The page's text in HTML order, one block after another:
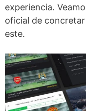
experiencia.
oficial de
este.